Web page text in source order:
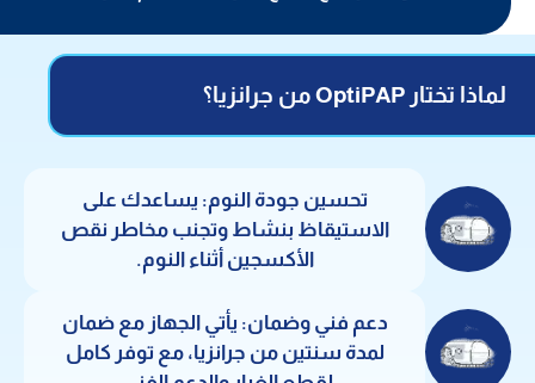
لماذا تختار OptiPAP من جرانزيا؟
تحسين جودة النوم: يساعدك على
الاستيقاظ بنشاط وتجنب مخاطر نقص
الأكسجين أثناء النوم.
دعم فني وضمان: يأتي الجهاز مع ضمان
لمدة سنتين من جرانزيا، مع توفر كامل